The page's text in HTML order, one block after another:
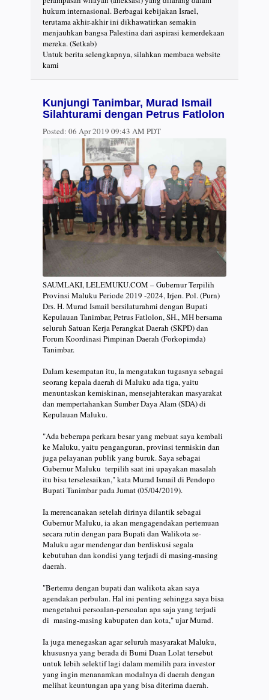
hukum internasional. Berbagai kebijakan Israel,
terutama akhir-akhir ini dikhawatirkan semakin
menjauhkan bangsa Palestina dari aspirasi kemerdekaan
mereka. (Setkab)
Untuk berita selengkapnya, silahkan membaca website
kami
Kunjungi Tanimbar, Murad Ismail
Silahturami dengan Petrus Fatlolon
Posted: 06 Apr 2019 09:43 AM PDT
SAUMLAKI, LELEMUKU.COM – Gubernur Terpilih
Provinsi Maluku Periode 2019 -2024, Irjen. Pol. (Purn)
Drs. H. Murad Ismail bersilaturahmi dengan Bupati
Kepulauan Tanimbar, Petrus Fatlolon, SH., MH bersama
seluruh Satuan Kerja Perangkat Daerah (SKPD) dan
Forum Koordinasi Pimpinan Daerah (Forkopimda)
Tanimbar.
Dalam kesempatan itu, Ia mengatakan tugasnya sebagai
seorang kepala daerah di Maluku ada tiga, yaitu
menuntaskan kemiskinan, mensejahterakan masyarakat
dan mempertahankan Sumber Daya Alam (SDA) di
Kepulauan Maluku.
"Ada beberapa perkara besar yang mebuat saya kembali
ke Maluku, yaitu penganguran, provinsi termiskin dan
juga pelayanan publik yang buruk. Saya sebagai
Gubernur Maluku terpilih saat ini upayakan masalah
itu bisa terselesaikan," kata Murad Ismail di Pendopo
Bupati Tanimbar pada Jumat (05/04/2019).
Ia merencanakan setelah dirinya dilantik sebagai
Gubernur Maluku, ia akan mengagendakan pertemuan
secara rutin dengan para Bupati dan Walikota se-
Maluku agar mendengar dan berdiskusi segala
kebutuhan dan kondisi yang terjadi di masing-masing
daerah.
"Bertemu dengan bupati dan walikota akan saya
agendakan perbulan. Hal ini penting sehingga saya bisa
mengetahui persoalan-persoalan apa saja yang terjadi
di masing-masing kabupaten dan kota," ujar Murad.
Ia juga menegaskan agar seluruh masyarakat Maluku,
khususnya yang berada di Bumi Duan Lolat tersebut
untuk lebih selektif lagi dalam memilih para investor
yang ingin menanamkan modalnya di daerah dengan
melihat keuntungan apa yang bisa diterima daerah.